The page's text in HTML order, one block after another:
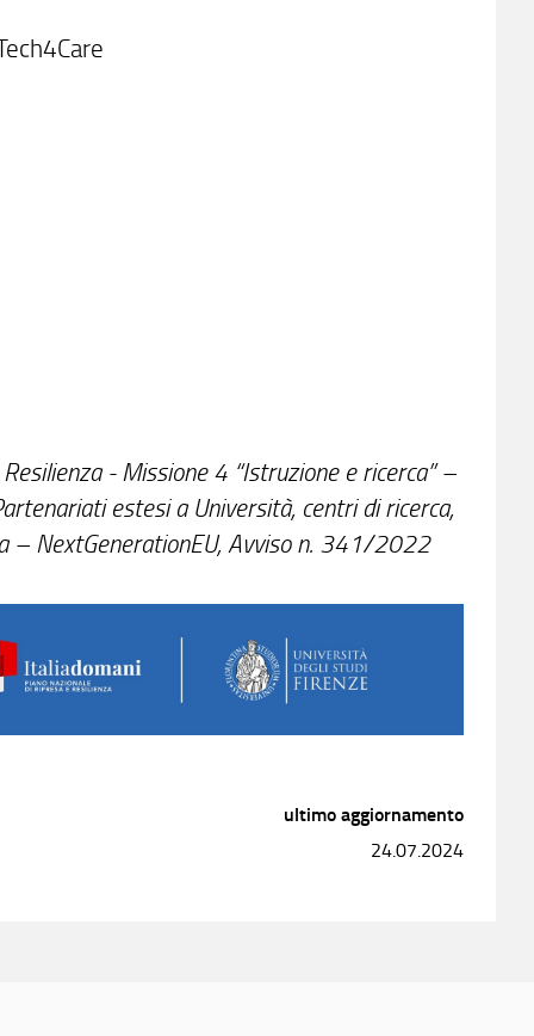
- Missione 4 “Istruzione e ricerca” –
estesi a Università, centri di ricerca,
– NextGenerationEU, Avviso n. 341/2022
ultimo aggiornamento
24.07.2024